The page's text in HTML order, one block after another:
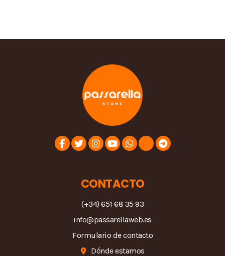
CONTACTO
(+34) 651 68 35 93
info@passarellaweb.es
Formulario de contacto
Dónde estamos